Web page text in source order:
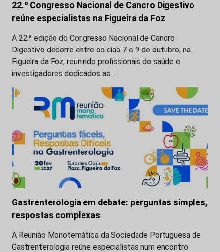
22.º Congresso Nacional de Cancro Digestivo
reúne especialistas na Figueira da Foz
A 22.ª edição do Congresso Nacional de Cancro
Digestivo decorre entre os dias 7 e 9 de outubro, na
Figueira da Foz, reunindo profissionais de saúde e
investigadores dedicados ao…
Gastrenterologia em debate: perguntas simples,
respostas complexas
A Reunião Monotemática da Sociedade Portuguesa de
Gastrenterologia reúne especialistas num encontro